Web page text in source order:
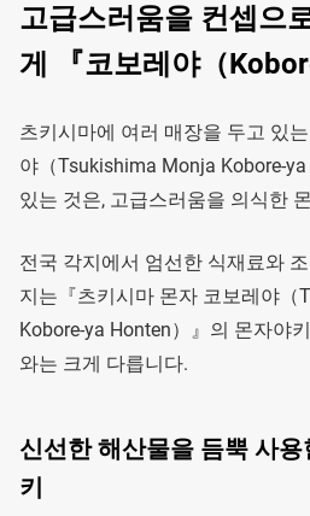
고급스러움을 컨셉으
게 『코보레야（
츠키시마에 여러 매장을 두고 있
야（Tsukishima Monja Kobore-
있는 것은, 고급스러움을 의식한
전국 각지에서 엄선한 식재료와
지는『츠키시마 몬자 코보레야（
Kobore-ya Honten）』의 몬자야
와는 크게 다릅니다.
신선한 해산물을 듬뿍 사
키